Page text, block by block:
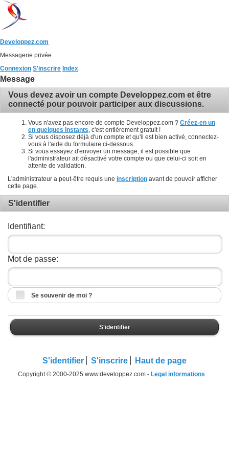
Developpez.com
Messagerie privée
Connexion S'inscrire Index
Message
Vous devez avoir un compte Developpez.com et être
connecté pour pouvoir participer aux discussions.
Vous n'avez pas encore de compte Developpez.com ? Créez-en un
en quelques instants , c'est entièrement gratuit !
Si vous disposez déjà d'un compte et qu'il est bien activé, connectez-
vous à l'aide du formulaire ci-dessous.
Si vous essayez d'envoyer un message, il est possible que
l'administrateur ait désactivé votre compte ou que celui-ci soit en
attente de validation.
L'administrateur a peut-être requis une inscription avant de pouvoir afficher
cette page.
S'identifier
Identifiant:
Mot de passe:
Se souvenir de moi ?
S'identifier
S'identifier S'inscrire Haut de page
Copyright © 2000-2025 www.developpez.com - Legal informations